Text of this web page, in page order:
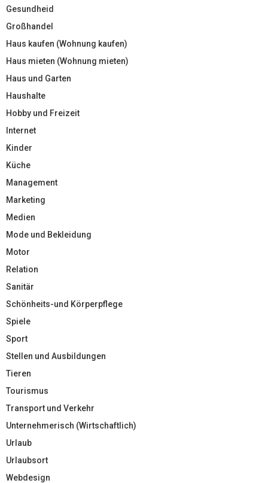
Gesundheid
Großhandel
Haus kaufen (Wohnung kaufen)
Haus mieten (Wohnung mieten)
Haus und Garten
Haushalte
Hobby und Freizeit
Internet
Kinder
Küche
Management
Marketing
Medien
Mode und Bekleidung
Motor
Relation
Sanitär
Schönheits-und Körperpflege
Spiele
Sport
Stellen und Ausbildungen
Tieren
Tourismus
Transport und Verkehr
Unternehmerisch (Wirtschaftlich)
Urlaub
Urlaubsort
Webdesign